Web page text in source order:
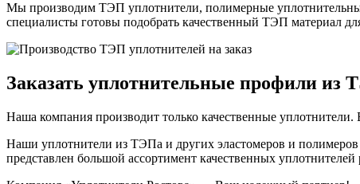
Мы производим ТЭП уплотнители, полимерные
специалисты готовы подобрать качественный ТЭП материал
Заказать уплотнительные профили из
Наша компания производит только качественные
Наши уплотнители из ТЭПа и других эластомеров и
представлен большой ассортимент качественных